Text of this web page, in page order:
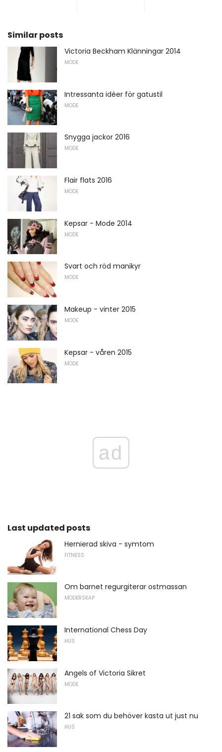
Similar posts
Victoria Beckham Klänningar 2014
MODE
Intressanta idéer för gatustil
MODE
Snygga jackor 2016
MODE
Flair flats 2016
MODE
Kepsar - Mode 2014
MODE
Svart och röd manikyr
MODE
Makeup - vinter 2015
MODE
Kepsar - våren 2015
MODE
ad
Last updated posts
Hernierad skiva - symtom
FITNESS
Om barnet regurgiterar ostmassan
MODERSKAP
International Chess Day
HUS
Angels of Victoria Sikret
MODE
21 sak som du behöver kasta ut just nu
HUS